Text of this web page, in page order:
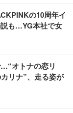
の10周年イ
も…YG本社で女
オトナの恋リ
リナ”、走る姿が